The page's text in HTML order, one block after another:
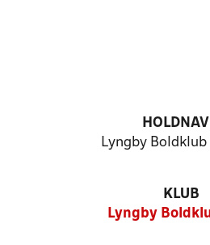
Lyngby Boldklub
KLUB
Lyngby